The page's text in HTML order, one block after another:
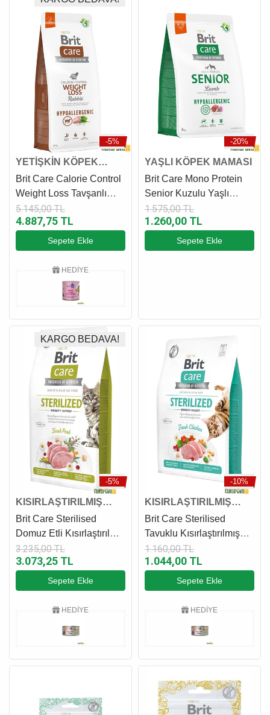
-5%
YETİŞKİN KÖPEK
MAMASI
Brit Care Calorie Control
Weight Loss Tavşanlı
Yetişkin Köpek Maması
12 Kg
5.145,00 TL
4.887,75 TL
Sepete Ekle
HEDİYE
-20%
YAŞLI KÖPEK MAMASI
Brit Care Mono Protein
Senior Kuzulu Yaşlı
Köpek Maması 3 Kg
1.575,00 TL
1.260,00 TL
Sepete Ekle
-5%
KARGO BEDAVA!
KISIRLAŞTIRILMIŞ
KEDİ MAMASI
Brit Care Sterilised
Domuz Etli Kısırlaştırılmış
Kedi Maması 7 Kg
3.235,00 TL
3.073,25 TL
Sepete Ekle
HEDİYE
-10%
KISIRLAŞTIRILMIŞ
KEDİ MAMASI
Brit Care Sterilised
Tavuklu Kısırlaştırılmış
Kedi Maması 2 Kg
1.160,00 TL
1.044,00 TL
Sepete Ekle
HEDİYE